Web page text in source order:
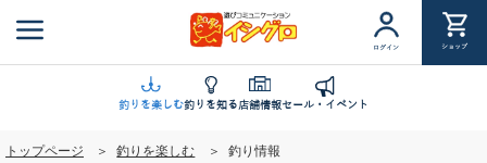
ン
ログイン ショップ
釣りを楽しむ釣りを知る店舗情報セール・イベント
トップページ 釣りを楽しむ 釣り情報